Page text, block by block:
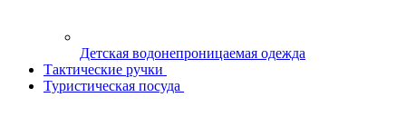
Детская водонепроницаемая одежда
Тактические ручки
Туристическая посуда